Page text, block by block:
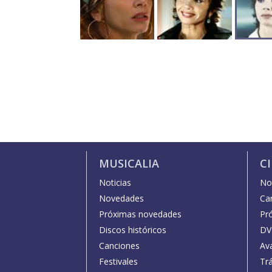
MUSICALIA
Noticias
Novedades
Próximas novedades
Discos históricos
Canciones
Festivales